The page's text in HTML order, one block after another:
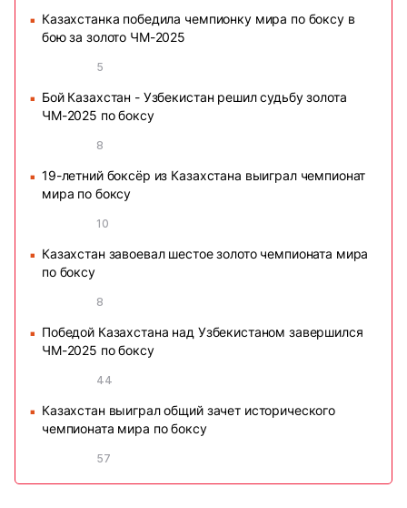
■
Казахстанка победила чемпионку мира по боксу в
бою за золото ЧМ-2025
5
■
Бой Казахстан - Узбекистан решил судьбу золота
ЧМ-2025 по боксу
8
■
19-летний боксёр из Казахстана выиграл чемпионат
мира по боксу
10
■
Казахстан завоевал шестое золото чемпионата мира
по боксу
8
■
Победой Казахстана над Узбекистаном завершился
ЧМ-2025 по боксу
44
■
Казахстан выиграл общий зачет исторического
чемпионата мира по боксу
57